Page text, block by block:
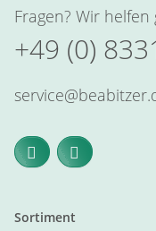
Fragen? Wir helfen
+49 (0)
Sortiment